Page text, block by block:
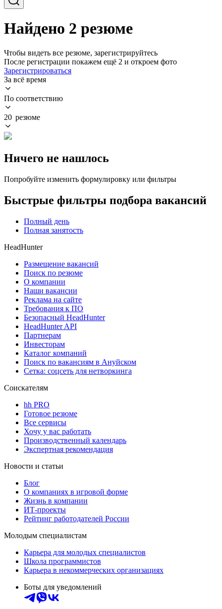
Найдено 2 резюме
Чтобы видеть все резюме, зарегистрируйтесь
После регистрации покажем ещё 2 и откроем фото
Зарегистрироваться
За всё время
По соответствию
20 резюме
Ничего не нашлось
Попробуйте изменить формулировку или фильтры
Быстрые фильтры подбора вакансий
Полный день
Полная занятость
HeadHunter
Размещение вакансий
Поиск по резюме
О компании
Наши вакансии
Реклама на сайте
Требования к ПО
Безопасный HeadHunter
HeadHunter API
Партнерам
Инвесторам
Каталог компаний
Поиск по вакансиям в Ануйском
Сетка: соцсеть для нетворкинга
Соискателям
hh PRO
Готовое резюме
Все сервисы
Хочу у вас работать
Производственный календарь
Экспертная рекомендация
Новости и статьи
Блог
О компаниях в игровой форме
Жизнь в компании
ИТ-проекты
Рейтинг работодателей России
Молодым специалистам
Карьера для молодых специалистов
Школа программистов
Карьера в некоммерческих организациях
Боты для уведомлений